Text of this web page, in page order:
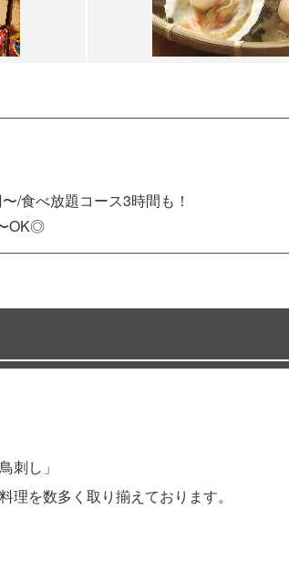
/食べ放題コース3時間も！
OK◎
刺し」
理を数多く取り揃えております。